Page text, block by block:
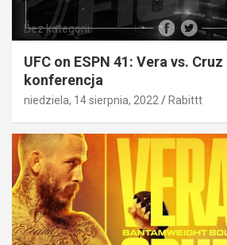
Bez kategorii
UFC on ESPN 41: Vera vs.
konferencja
niedziela, 14 sierpnia, 2022 Rabittt